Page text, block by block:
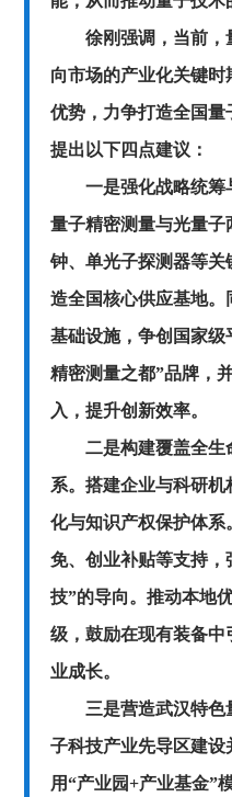
徐刚强调，当前，
向市场的产业化关键
优势，力争打造全国
提出以下四点建议：
一是强化战略统筹
量子精密测量与光量
钟、单光子探测器等
造全国核心供应基地
基础设施，争创国家级
精密测量之都”品牌，
入，提升创新效率。
二是构建覆盖全生
系。搭建企业与科研
化与知识产权保护体
免、创业补贴等支持，
技”的导向。推动本地
级，鼓励在现有装备
业成长。
三是营造武汉特
子科技产业先导区建
用“产业园+产业基金”